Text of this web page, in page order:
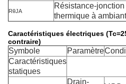
RθJA
Résistance-jonction
thermique à ambiant
Caractéristiques électriques
contraire)
Symbole Paramètre
Caractéristiques
statiques
Drain-